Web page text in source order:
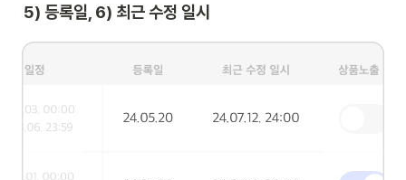
5) 등록일, 6) 최근 수정 일시